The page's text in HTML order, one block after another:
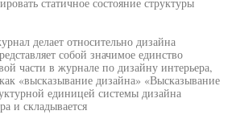
делает относительно дизайна
собой значимое единство
части в журнале по дизайну интерьера,
«высказывание дизайна» «Высказывание
единицей системы дизайна
и складывается